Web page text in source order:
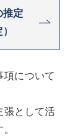
定
について
張として活